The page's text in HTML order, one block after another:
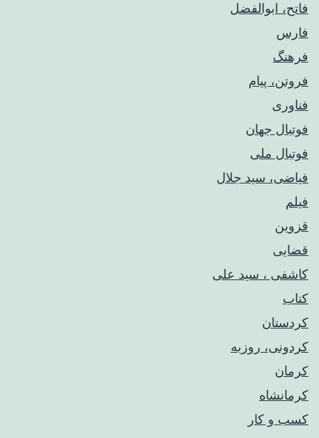
فاتح، ابوالفضل
فارس
فرهنگ
فروتن، پیام
فناوری
فوتبال جهان
فوتبال ملی
فیاضی، سید جلال
فیلم
قزوین
قضایی
کاشفی ، سید علی
کتاب
کردستان
کردونی، روزبه
کرمان
کرمانشاه
کسب و کار